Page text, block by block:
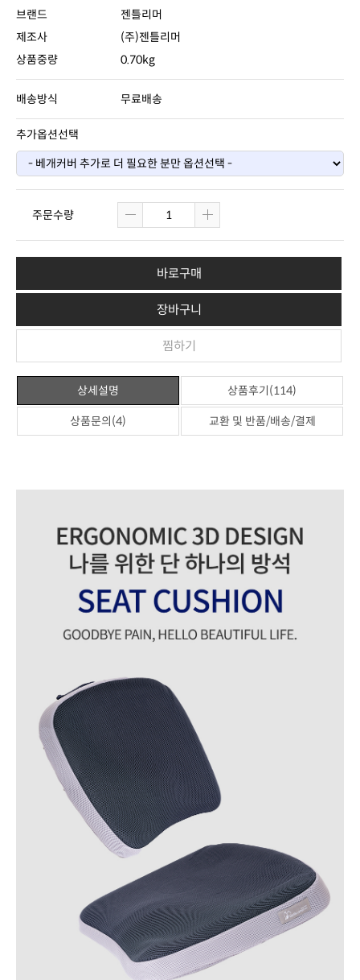
브랜드
젠틀리머
제조사
(주)젠틀리머
상품중량
0.70kg
배송방식 무료배송
추가옵션선택
주문수량
바로구매
장바구니
찜하기
상세설명 상품후기(114)
상품문의(4) 교환 및 반품/배송/결제